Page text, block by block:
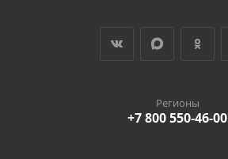
Регионы
+7 800 550-46-00